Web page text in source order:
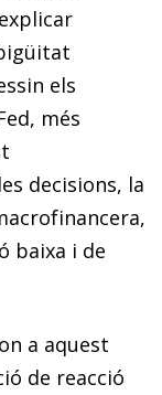
els
més
deci­sions, la
baixa i de
a aquest
de reacció